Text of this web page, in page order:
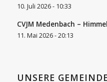
10. Juli 2026 - 10:33
CVJM Medenbach –
11. Mai 2026 - 20:13
UNSERE